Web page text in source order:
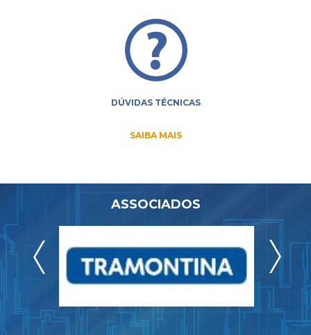
DÚVIDAS TÉCNICAS
SAIBA MAIS
ASSOCIADOS